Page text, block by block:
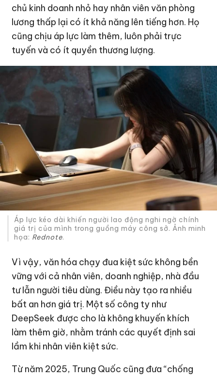
chủ kinh doanh nhỏ hay nhân viên văn phòng
lương thấp lại có ít khả năng lên tiếng hơn. Họ
cũng chịu áp lực làm thêm, luôn phải trực
tuyến và có ít quyền thương lượng.
Áp lực kéo dài khiến người lao động nghi ngờ chính
giá trị của mình trong guồng máy công sở. Ảnh minh
họa: Rednote.
Vì vậy, văn hóa chạy đua kiệt sức không bền
vững với cả nhân viên, doanh nghiệp, nhà đầu
tư lẫn người tiêu dùng. Điều này tạo ra nhiều
bất an hơn giá trị. Một số công ty như
DeepSeek được cho là không khuyến khích
làm thêm giờ, nhằm tránh các quyết định sai
lầm khi nhân viên kiệt sức.
Từ năm 2025, Trung Quốc cũng đưa “chống